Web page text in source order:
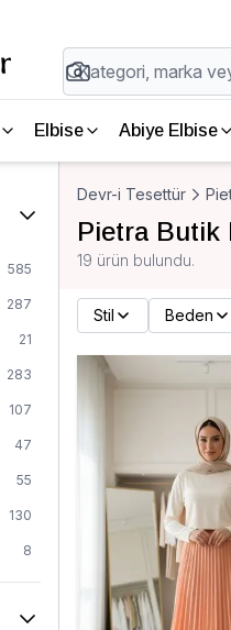
Elbise Abiye Elbise
585
287
21
283
107
47
55
130
8
151
19
Devr-i Tesettür
Pietra Butik
19 ürün bulundu.
Stil Beden